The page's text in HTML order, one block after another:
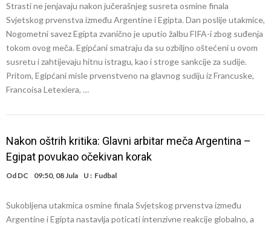
Strasti ne jenjavaju nakon jučerašnjeg susreta osmine finala
Svjetskog prvenstva između Argentine i Egipta. Dan poslije utakmice,
Nogometni savez Egipta zvanično je uputio žalbu FIFA-i zbog suđenja
tokom ovog meča. Egipćani smatraju da su ozbiljno oštećeni u ovom
susretu i zahtijevaju hitnu istragu, kao i stroge sankcije za sudije.
Pritom, Egipćani misle prvenstveno na glavnog sudiju iz Francuske,
Francoisa Letexiera, …
Nakon oštrih kritika: Glavni arbitar meča Argentina –
Egipat povukao očekivan korak
Od DC 09:50, 08 Jula U : Fudbal
Sukobljena utakmica osmine finala Svjetskog prvenstva između
Argentine i Egipta nastavlja poticati intenzivne reakcije globalno, a